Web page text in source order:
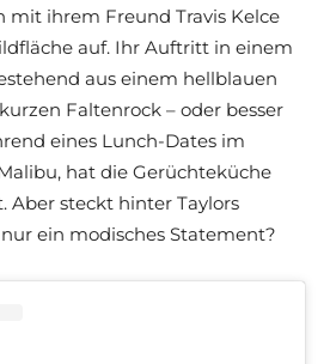
mit ihrem Freund Travis Kelce
auf. Ihr Auftritt in einem
aus einem hellblauen
Faltenrock – oder besser
eines Lunch-Dates im
hat die Gerüchteküche
Aber steckt hinter Taylors
ein modisches Statement?